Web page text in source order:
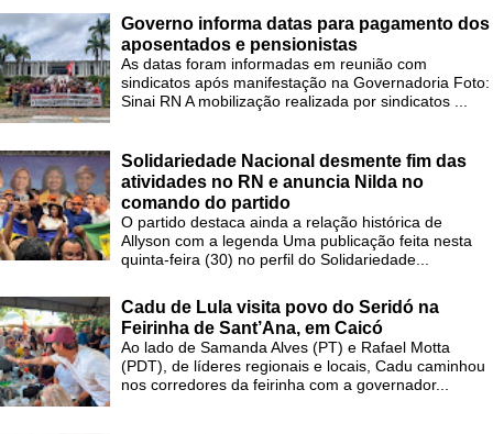
Governo informa datas para pagamento dos
aposentados e pensionistas
As datas foram informadas em reunião com
sindicatos após manifestação na Governadoria Foto:
Sinai RN A mobilização realizada por sindicatos ...
Solidariedade Nacional desmente fim das
atividades no RN e anuncia Nilda no
comando do partido
O partido destaca ainda a relação histórica de
Allyson com a legenda Uma publicação feita nesta
quinta-feira (30) no perfil do Solidariedade...
Cadu de Lula visita povo do Seridó na
Feirinha de Sant’Ana, em Caicó
Ao lado de Samanda Alves (PT) e Rafael Motta
(PDT), de líderes regionais e locais, Cadu caminhou
nos corredores da feirinha com a governador...